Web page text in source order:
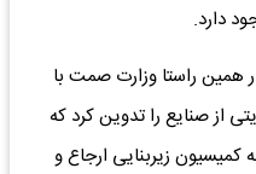
دارد.
همین راستا وزارت صمت با
صنایع را تدوین کرد که
زیربنایی ارجاع و